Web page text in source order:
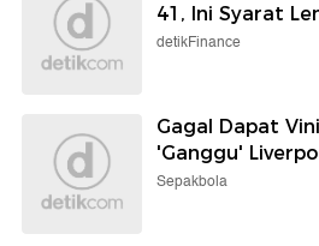
41, Ini Syarat
detikFinance
Gagal Dapat
'Ganggu'
Sepakbola